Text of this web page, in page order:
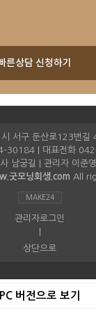
시 서구 둔산로123번길
30184 | 대표전화
남궁길 | 관리자 이준영
굿모닝회생.com All
MAKE24
관리자로그인
상단으로
PC 버전으로 보기